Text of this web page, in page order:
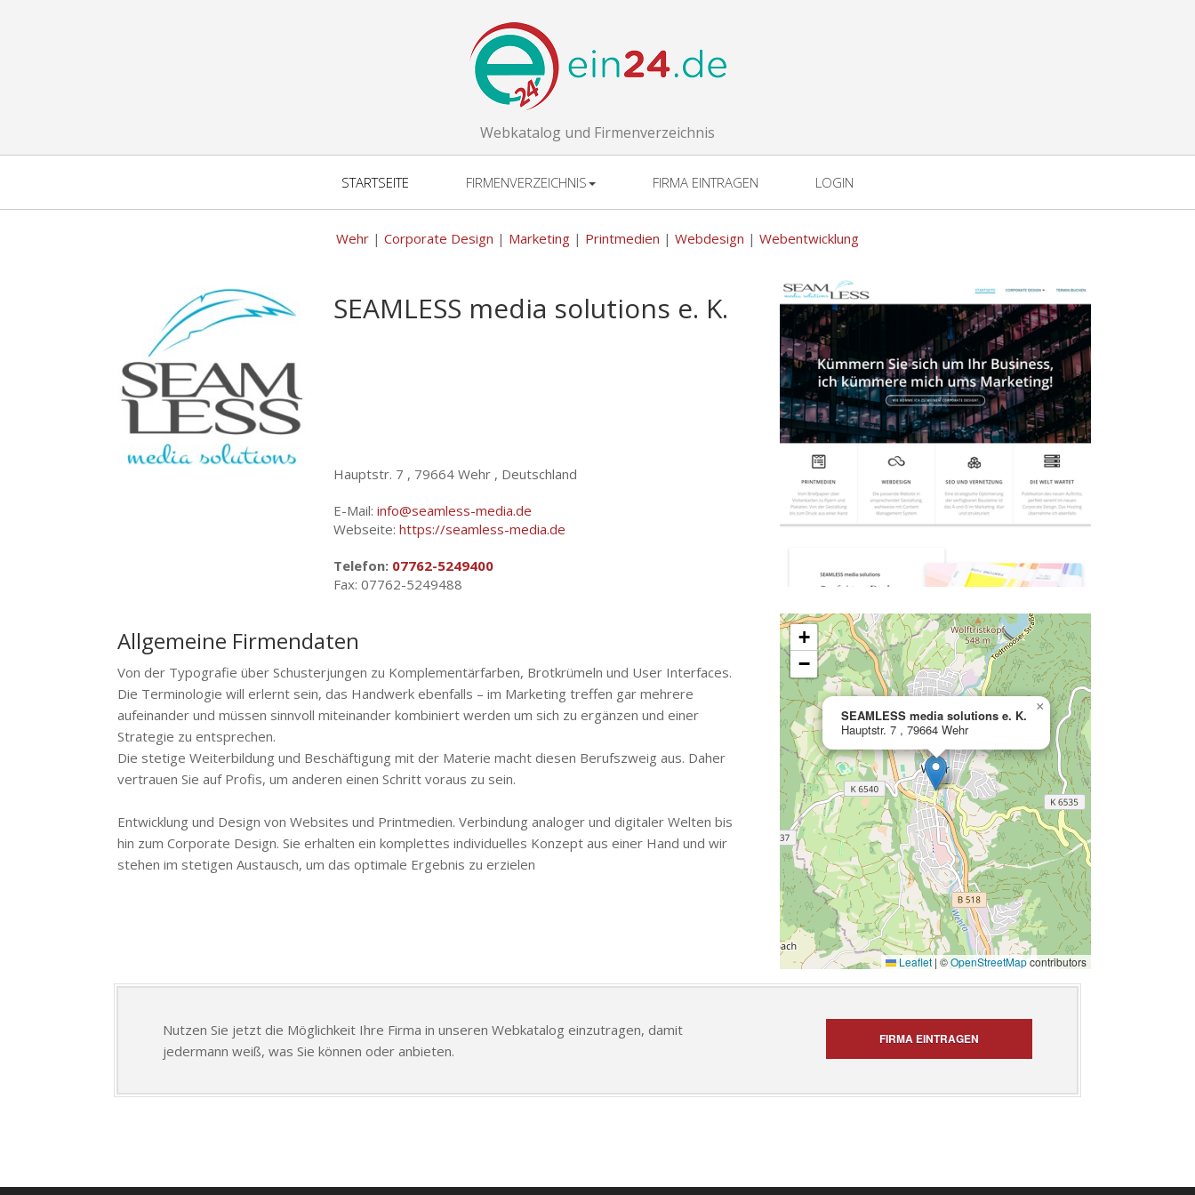
Webkatalog und Firmenverzeichnis
STARTSEITE FIRMENVERZEICHNIS FIRMA EINTRAGEN LOGIN
Wehr | Corporate Design | Marketing | Printmedien | Webdesign | Webentwicklung
SEAMLESS media solutions e. K.
Hauptstr. 7 , 79664 Wehr , Deutschland
E-Mail:info@seamless-media.de
Webseite:https://seamless-media.de
Telefon: 07762-5249400
Fax: 07762-5249488
Allgemeine Firmendaten
Von der Typografie über Schusterjungen zu Komplementärfarben, Brotkrümeln und User Interfaces.
Die Terminologie will erlernt sein, das Handwerk ebenfalls – im Marketing treffen gar mehrere
aufeinander und müssen sinnvoll miteinander kombiniert werden um sich zu ergänzen und einer
Strategie zu entsprechen.
Die stetige Weiterbildung und Beschäftigung mit der Materie macht diesen Berufszweig aus. Daher
vertrauen Sie auf Profis, um anderen einen Schritt voraus zu sein.
Entwicklung und Design von Websites und Printmedien. Verbindung analoger und digitaler Welten bis
hin zum Corporate Design. Sie erhalten ein komplettes individuelles Konzept aus einer Hand und wir
stehen im stetigen Austausch, um das optimale Ergebnis zu erzielen
Loading map…
SEAMLESS media solutions e. K.
Hauptstr. 7 , 79664 Wehr
×
+
−
Leaflet | ©OpenStreetMapcontributors
Nutzen Sie jetzt die Möglichkeit Ihre Firma in unseren Webkatalog einzutragen, damit
jedermann weiß, was Sie können oder anbieten.
FIRMA EINTRAGEN